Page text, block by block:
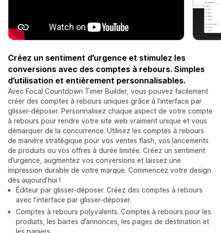
Créez un sentiment d’urgence et stimulez les
conversions avec des comptes à rebours. Simples
d’utilisation et entièrement personnalisables.
Avec Focal Countdown Timer Builder, vous pouvez facilement
créer des comptes à rebours uniques grâce à l’interface par
glisser-déposer. Personnalisez chaque aspect de votre compte
à rebours pour rendre votre site web vraiment unique et vous
démarquer de la concurrence. Utilisez les comptes à rebours
de manière stratégique pour vos ventes flash, vos lancements
de produits ou vos offres à durée limitée. Créez un sentiment
d’urgence, augmentez vos conversions et laissez une
impression durable de votre marque. Commencez votre design
dès aujourd’hui !
Éditeur par glisser-déposer. Créez des comptes à rebours
avec l’interface par glisser-déposer.
Comptes à rebours polyvalents. Comptes à rebours pour les
produits, les barres d’annonces, les pages de destination et